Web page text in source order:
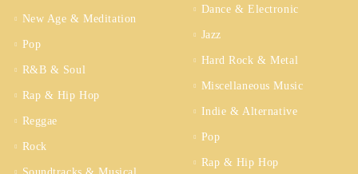
New Age & Meditation
Pop
R&B & Soul
Rap & Hip Hop
Reggae
Rock
Dance & Electronic
Jazz
Hard Rock & Metal
Miscellaneous Music
Indie & Alternative
Pop
Rap & Hip Hop